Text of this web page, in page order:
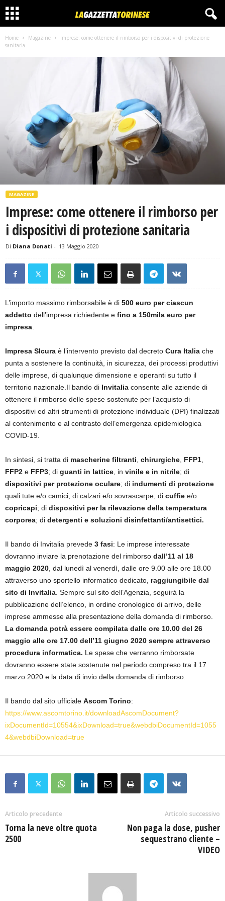
Home Magazine
Imprese: come ottenere il rimborso per i dispositivi di protezione
sanitaria
MAGAZINE
Imprese: come ottenere il rimborso per
i dispositivi di protezione sanitaria
Di Diana Donati - 13 Maggio 2020
L’importo massimo rimborsabile è di 500 euro per ciascun
addetto dell’impresa richiedente e fino a 150mila euro per
impresa.
Impresa SIcura è l’intervento previsto dal decreto Cura Italia che
punta a sostenere la continuità, in sicurezza, dei processi produttivi
delle imprese, di qualunque dimensione e operanti su tutto il
territorio nazionale.Il bando di Invitalia consente alle aziende di
ottenere il rimborso delle spese sostenute per l’acquisto di
dispositivi ed altri strumenti di protezione individuale (DPI) finalizzati
al contenimento e al contrasto dell’emergenza epidemiologica
COVID-19.
In sintesi, si tratta di mascherine filtranti, chirurgiche, FFP1,
FFP2 e FFP3; di guanti in lattice, in vinile e in nitrile; di
dispositivi per protezione oculare; di indumenti di protezione
quali tute e/o camici; di calzari e/o sovrascarpe; di cuffie e/o
copricapi; di dispositivi per la rilevazione della temperatura
corporea; di detergenti e soluzioni disinfettanti/antisettici.
Il bando di Invitalia prevede 3 fasi: Le imprese interessate
dovranno inviare la prenotazione del rimborso dall’11 al 18
maggio 2020, dal lunedì al venerdì, dalle ore 9.00 alle ore 18.00
attraverso uno sportello informatico dedicato, raggiungibile dal
sito di Invitalia. Sempre sul sito dell’Agenzia, seguirà la
pubblicazione dell’elenco, in ordine cronologico di arrivo, delle
imprese ammesse alla presentazione della domanda di rimborso.
La domanda potrà essere compilata dalle ore 10.00 del 26
maggio alle ore 17.00 dell’11 giugno 2020 sempre attraverso
procedura informatica. Le spese che verranno rimborsate
dovranno essere state sostenute nel periodo compreso tra il 17
marzo 2020 e la data di invio della domanda di rimborso.
Il bando dal sito ufficiale Ascom Torino:
https://www.ascomtorino.it/downloadAscomDocument?
ixDocumentId=10554&ixDownload=true&webdbiDocumentId=1055
4&webdbiDownload=true
Articolo precedente
Torna la neve oltre quota
2500
Articolo successivo
Non paga la dose, pusher
sequestrano cliente –
VIDEO